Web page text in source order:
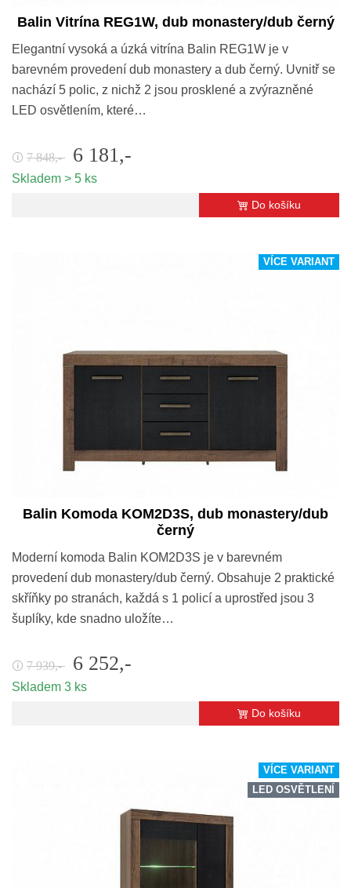
Balin Vitrína REG1W, dub monastery/dub černý
Elegantní vysoká a úzká vitrína Balin REG1W je v
barevném provedení dub monastery a dub černý. Uvnitř se
nachází 5 polic, z nichž 2 jsou prosklené a zvýrazněné
LED osvětlením, které…
🛈 7 848,- 6 181,-
Skladem > 5 ks
Do košíku
VÍCE VARIANT
Balin Komoda KOM2D3S, dub monastery/dub
černý
Moderní komoda Balin KOM2D3S je v barevném
provedení dub monastery/dub černý. Obsahuje 2 praktické
skříňky po stranách, každá s 1 policí a uprostřed jsou 3
šuplíky, kde snadno uložíte…
🛈 7 939,- 6 252,-
Skladem 3 ks
Do košíku
VÍCE VARIANT
LED OSVĚTLENÍ